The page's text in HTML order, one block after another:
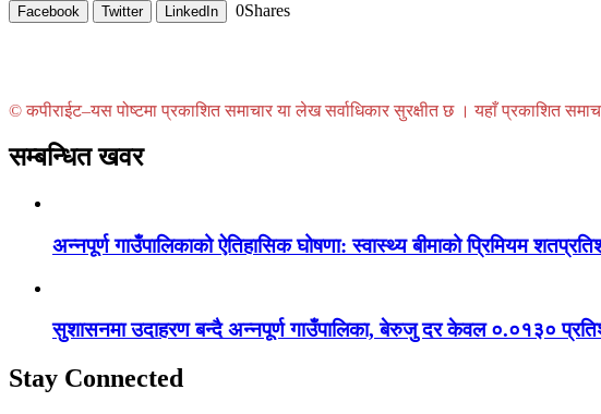
Facebook Twitter LinkedIn 0Shares
© कपीराईट–यस पोष्टमा प्रकाशित समाचार या लेख सर्वाधिकार सुरक्षीत छ । यहाँ प्रकाशित
सम्बन्धित खवर
अन्नपूर्ण गाउँपालिकाको ऐतिहासिक घोषणा: स्वास्थ्य बीमाको प्रिमियम
सुशासनमा उदाहरण बन्दै अन्नपूर्ण गाउँपालिका, बेरुजु दर केवल ०.०१३०
Stay Connected